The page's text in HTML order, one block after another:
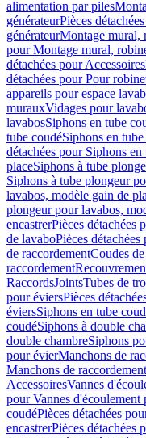
alimentation par piles
générateurPièces
générateurMontage mural,
pour Montage mural,
détachées pour Accessoires
détachées pour Pour
appareils pour espace
murauxVidages pour
lavabosSiphons en tube
tube coudéSiphons en
détachées pour Siphons
placeSiphons à tube
Siphons à tube plongeur
lavabos, modèle gain de
plongeur pour lavabos,
encastrerPièces détachées
de lavaboPièces
de raccordementCoudes de
raccordement
RaccordsJointsTubes de
pour éviersPièces
éviersSiphons en tube
coudéSiphons à double
double chambreSiphons
pour évierManchons de
Manchons de raccordement
AccessoiresVannes
pour Vannes d'écoulement
coudéPièces détachées
encastrerPièces détachées